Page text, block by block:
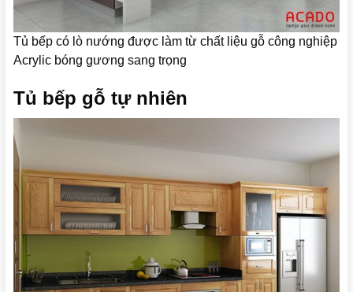
Tủ bếp có lò nướng được làm từ chất liệu gỗ công nghiệp
Acrylic bóng gương sang trọng
Tủ bếp gỗ tự nhiên